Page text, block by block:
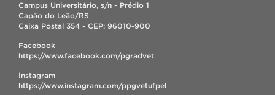
Campus Universitário, s/n - Prédio 1
Capão do Leão/RS
Caixa Postal 354 - CEP: 96010-900
Facebook
https://www.facebook.com/pgradvet
Instagram
https://www.instagram.com/ppgvetufpel